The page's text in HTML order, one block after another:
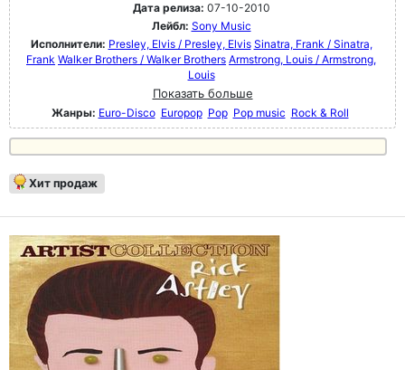
Дата релиза: 07-10-2010
Лейбл: Sony Music
Исполнители: Presley, Elvis / Presley, Elvis Sinatra, Frank / Sinatra,
Frank Walker Brothers / Walker Brothers Armstrong, Louis / Armstrong,
Louis
Показать больше
Жанры: Euro-Disco Europop Pop Pop music Rock & Roll
Хит продаж